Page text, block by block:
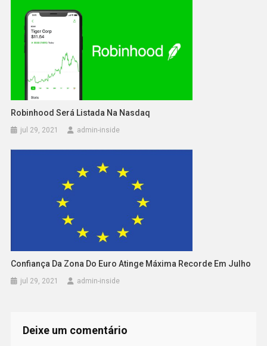
Robinhood Será Listada Na Nasdaq
jul 29, 2021 admin-inside
Confiança Da Zona Do Euro Atinge Máxima Recorde Em Julho
jul 29, 2021 admin-inside
Deixe um comentário